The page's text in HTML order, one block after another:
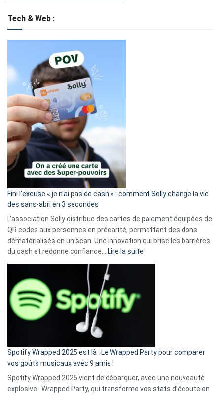
Tech & Web :
Fini l’excuse « je n’ai pas de cash » : comment Solly change la vie
des sans-abri en 3 secondes
L’association Solly distribue des cartes de paiement équipées de
QR codes aux personnes en précarité, permettant des dons
dématérialisés en un scan. Une innovation qui brise les barrières
du cash et redonne confiance…
Lire la suite
»
Solly
change
Spotify Wrapped 2025 est là : Le Wrapped Party pour comparer
vos goûts musicaux avec 9 amis !
Spotify Wrapped 2025 vient de débarquer, avec une nouveauté
explosive : Wrapped Party, qui transforme vos stats d’écoute en